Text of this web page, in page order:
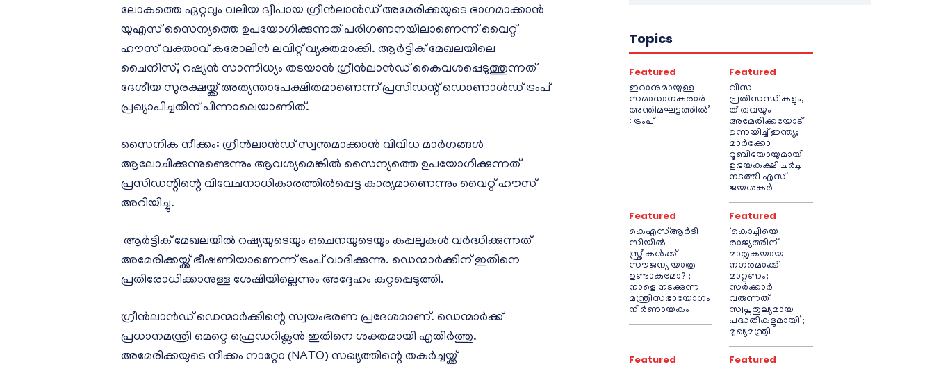
ലോകത്തെ ഏറ്റവും വലിയ ദ്വീപായ ഗ്രീൻലാൻഡ് അമേരിക്കയുടെ ഭാഗമാക്കാൻ
യുഎസ് സൈന്യത്തെ ഉപയോഗിക്കുന്നത് പരിഗണനയിലാണെന്ന് വൈറ്റ്
ഹൗസ് വക്താവ് കരോലിൻ ലവിറ്റ് വ്യക്തമാക്കി. ആർട്ടിക് മേഖലയിലെ
ചൈനീസ്, റഷ്യൻ സാന്നിധ്യം തടയാൻ ഗ്രീൻലാൻഡ് കൈവശപ്പെടുത്തുന്നത്
ദേശീയ സുരക്ഷയ്ക്ക് അത്യന്താപേക്ഷിതമാണെന്ന് പ്രസിഡന്റ് ഡൊണാൾഡ് ട്രംപ്
പ്രഖ്യാപിച്ചതിന് പിന്നാലെയാണിത്.
സൈനിക നീക്കം: ഗ്രീൻലാൻഡ് സ്വന്തമാക്കാൻ വിവിധ മാർഗങ്ങൾ
ആലോചിക്കുന്നുണ്ടെന്നും ആവശ്യമെങ്കിൽ സൈന്യത്തെ ഉപയോഗിക്കുന്നത്
പ്രസിഡന്റിന്റെ വിവേചനാധികാരത്തിൽപ്പെട്ട കാര്യമാണെന്നും വൈറ്റ് ഹൗസ്
അറിയിച്ചു.
ആർട്ടിക് മേഖലയിൽ റഷ്യയുടെയും ചൈനയുടെയും കപ്പലുകൾ വർദ്ധിക്കുന്നത്
അമേരിക്കയ്ക്ക് ഭീഷണിയാണെന്ന് ട്രംപ് വാദിക്കുന്നു. ഡെന്മാർക്കിന് ഇതിനെ
പ്രതിരോധിക്കാനുള്ള ശേഷിയില്ലെന്നും അദ്ദേഹം കുറ്റപ്പെടുത്തി.
ഗ്രീൻലാൻഡ് ഡെന്മാർക്കിന്റെ സ്വയംഭരണ പ്രദേശമാണ്. ഡെന്മാർക്ക്
പ്രധാനമന്ത്രി മെറ്റെ ഫ്രെഡറിക്സൻ ഇതിനെ ശക്തമായി എതിർത്തു.
അമേരിക്കയുടെ നീക്കം നാറ്റോ (NATO) സഖ്യത്തിന്റെ തകർച്ചയ്ക്ക്
Topics
Featured
ഇറാനുമായുള്ള
സമാധാനകരാർ
അന്തിമഘട്ടത്തിൽ‌’
: ട്രംപ്
Featured
വിസ
പ്രതിസന്ധികളും,
തീരുവയും
അമേരിക്കയോട്
ഉന്നയിച്ച് ഇന്ത്യ;
മാർക്കോ
റൂബിയോയുമായി
ഉഭയകക്ഷി ചർച്ച
നടത്തി എസ്
ജയശങ്കർ
Featured
കെഎസ്ആർടി
സിയിൽ
സ്ത്രീകൾക്ക്
സൗജന്യ യാത്ര
ഉണ്ടാകുമോ? ;
നാളെ നടക്കുന്ന
മന്ത്രിസഭായോഗം
നിർണായകം
Featured
‘കൊച്ചിയെ
രാജ്യത്തിന്
മാതൃകയായ
നഗരമാക്കി
മാറ്റണം;
സർക്കാർ
വരുന്നത്
സ്വപ്നതുല്യമായ
പദ്ധതികളുമായി’;
മുഖ്യമന്ത്രി
Featured Featured